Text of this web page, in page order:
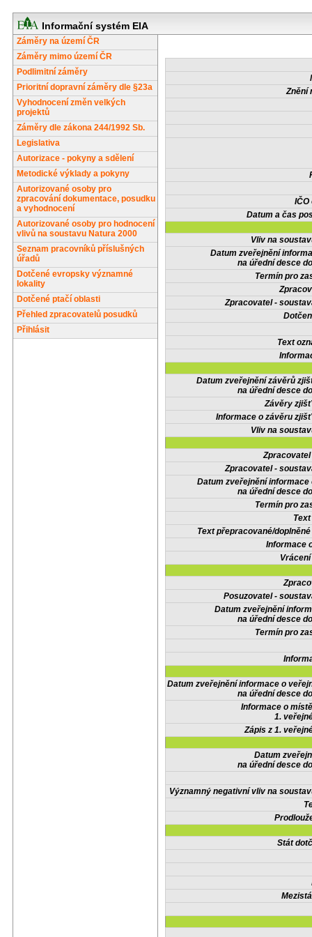
Informační systém EIA
Záměry na území ČR
Záměry mimo území ČR
Podlimitní záměry
Prioritní dopravní záměry dle §23a
Vyhodnocení změn velkých
projektů
Záměry dle zákona 244/1992 Sb.
Legislativa
Autorizace - pokyny a sdělení
Metodické výklady a pokyny
Autorizované osoby pro
zpracování dokumentace, posudku
a vyhodnocení
Autorizované osoby pro hodnocení
vlivů na soustavu Natura 2000
Seznam pracovníků příslušných
úřadů
Dotčené evropsky významné
lokality
Dotčené ptačí oblasti
Přehled zpracovatelů posudků
Přihlásit
Znění
IČO
Datum a čas
Vliv na
Datum zveřejnění
na úřední desce
Termín pro
Zpracovatel -
Text
Datum zveřejnění závěrů
na úřední desce
Závěry
Informace o závěru
Vliv na
Zpracovatel -
Datum zveřejnění informace
na úřední desce
Termín pro
Text přepracované/
Informace
Posuzovatel -
Datum zveřejnění
na úřední desce
Termín pro
Datum zveřejnění informace o
na úřední desce
Informace o
1.
Zápis z 1.
Datum
na úřední desce
Významný negativní vliv na
Stát